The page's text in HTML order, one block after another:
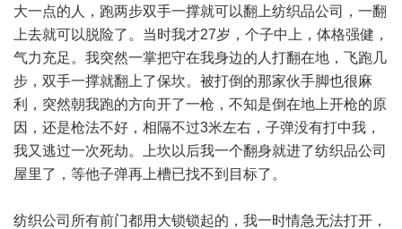
大一点的人，跑两步双手一撑就可以翻上纺织品公司，一翻
上去就可以脱险了。当时我才27岁，个子中上，体格强健，
气力充足。我突然一掌把守在我身边的人打翻在地，飞跑几
步，双手一撑就翻上了保坎。被打倒的那家伙手脚也很麻
利，突然朝我跑的方向开了一枪，不知是倒在地上开枪的原
因，还是枪法不好，相隔不过3米左右，子弹没有打中我，
我又逃过一次死劫。上坎以后我一个翻身就进了纺织品公司
屋里了，等他子弹再上槽已找不到目标了。
纺织公司所有前门都用大锁锁起的，我一时情急无法打开，